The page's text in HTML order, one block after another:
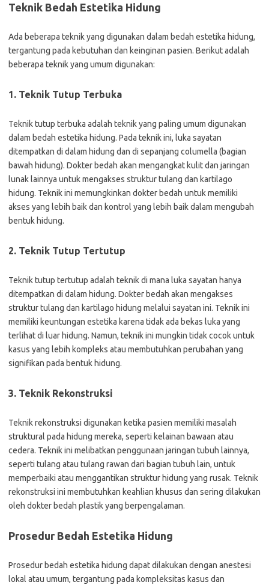
Teknik Bedah Estetika Hidung
Ada beberapa teknik yang digunakan dalam bedah estetika hidung,
tergantung pada kebutuhan dan keinginan pasien. Berikut adalah
beberapa teknik yang umum digunakan:
1. Teknik Tutup Terbuka
Teknik tutup terbuka adalah teknik yang paling umum digunakan
dalam bedah estetika hidung. Pada teknik ini, luka sayatan
ditempatkan di dalam hidung dan di sepanjang columella (bagian
bawah hidung). Dokter bedah akan mengangkat kulit dan jaringan
lunak lainnya untuk mengakses struktur tulang dan kartilago
hidung. Teknik ini memungkinkan dokter bedah untuk memiliki
akses yang lebih baik dan kontrol yang lebih baik dalam mengubah
bentuk hidung.
2. Teknik Tutup Tertutup
Teknik tutup tertutup adalah teknik di mana luka sayatan hanya
ditempatkan di dalam hidung. Dokter bedah akan mengakses
struktur tulang dan kartilago hidung melalui sayatan ini. Teknik ini
memiliki keuntungan estetika karena tidak ada bekas luka yang
terlihat di luar hidung. Namun, teknik ini mungkin tidak cocok untuk
kasus yang lebih kompleks atau membutuhkan perubahan yang
signifikan pada bentuk hidung.
3. Teknik Rekonstruksi
Teknik rekonstruksi digunakan ketika pasien memiliki masalah
struktural pada hidung mereka, seperti kelainan bawaan atau
cedera. Teknik ini melibatkan penggunaan jaringan tubuh lainnya,
seperti tulang atau tulang rawan dari bagian tubuh lain, untuk
memperbaiki atau menggantikan struktur hidung yang rusak. Teknik
rekonstruksi ini membutuhkan keahlian khusus dan sering dilakukan
oleh dokter bedah plastik yang berpengalaman.
Prosedur Bedah Estetika Hidung
Prosedur bedah estetika hidung dapat dilakukan dengan anestesi
lokal atau umum, tergantung pada kompleksitas kasus dan